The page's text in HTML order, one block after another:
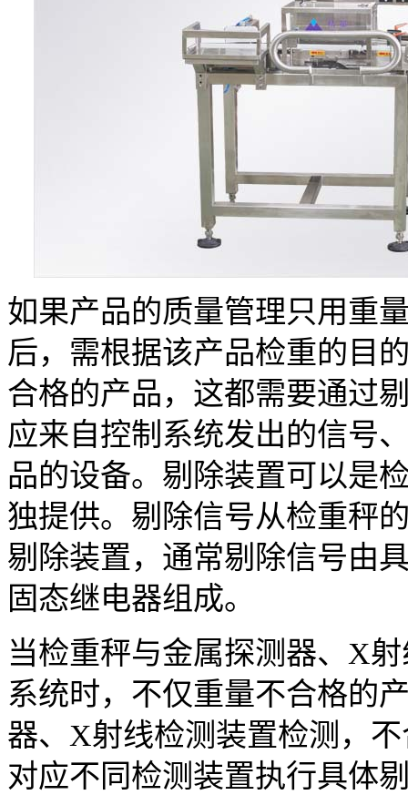
如果产品的质量管理只用重
后，需根据该产品检重的目
合格的产品，这都需要通过
应来自控制系统发出的信号
品的设备。剔除装置可以是
独提供。剔除信号从检重秤
剔除装置，通常剔除信号由
固态继电器组成。
当检重秤与金属探测器、X
系统时，不仅重量不合格的
器、X射线检测装置检测，
对应不同检测装置执行具体